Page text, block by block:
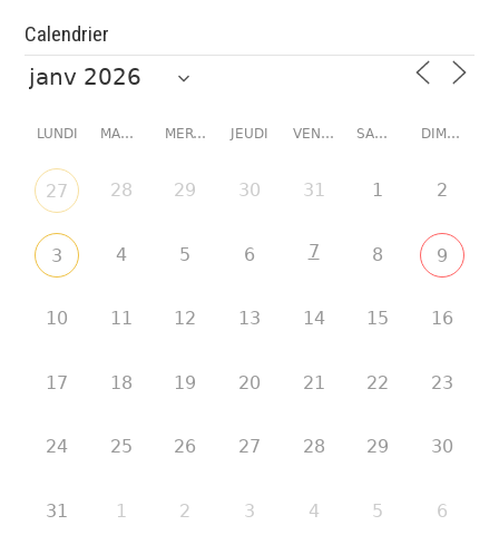
Calendrier
LUNDI MARDI MERCREDI JEUDI VENDREDI SAMEDI DIMANCHE
27 28 29 30 31 1 2
3 4 5 6 7 8 9
10 11 12 13 14 15 16
17 18 19 20 21 22 23
24 25 26 27 28 29 30
31 1 2 3 4 5 6